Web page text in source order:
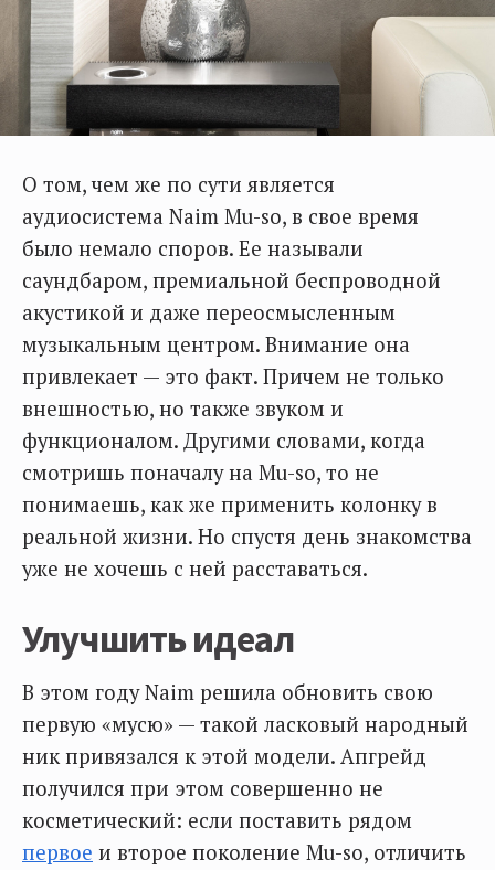
О том, чем же по сути является
аудиосистема Naim Mu-so, в свое время
было немало споров. Ее называли
саундбаром, премиальной беспроводной
акустикой и даже переосмысленным
музыкальным центром. Внимание она
привлекает — это факт. Причем не только
внешностью, но также звуком и
функционалом. Другими словами, когда
смотришь поначалу на Mu-so, то не
понимаешь, как же применить колонку в
реальной жизни. Но спустя день знакомства
уже не хочешь с ней расставаться.
Улучшить идеал
В этом году Naim решила обновить свою
первую «мусю» — такой ласковый народный
ник привязался к этой модели. Апгрейд
получился при этом совершенно не
косметический: если поставить рядом
первое и второе поколение Mu-so, отличить